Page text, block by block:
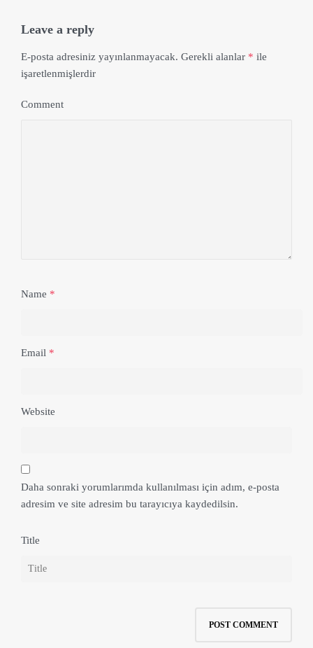
Leave a reply
E-posta adresiniz yayınlanmayacak. Gerekli alanlar * ile
işaretlenmişlerdir
Comment
Name *
Email *
Website
Daha sonraki yorumlarımda kullanılması için adım, e-posta
adresim ve site adresim bu tarayıcıya kaydedilsin.
Title